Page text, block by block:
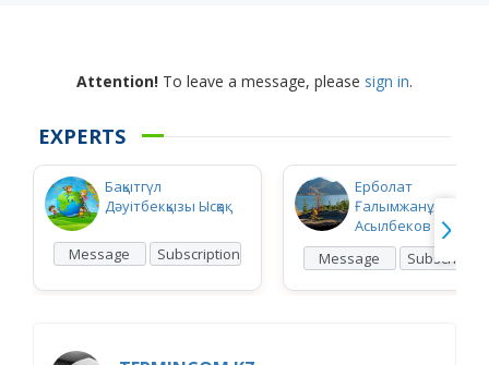
Attention! To leave a message, please sign in.
EXPERTS
Бақытгүл
Дәуітбекқызы Ысқақ
Message Subscription
Ерболат
Ғалымжанұлы
Асылбеков
Message
Subscription